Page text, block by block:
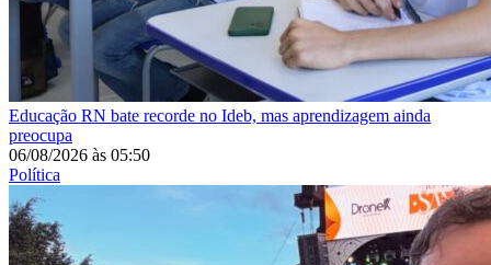
Educação RN bate recorde no Ideb, mas aprendizagem ainda
preocupa
06/08/2026 às 05:50
Política